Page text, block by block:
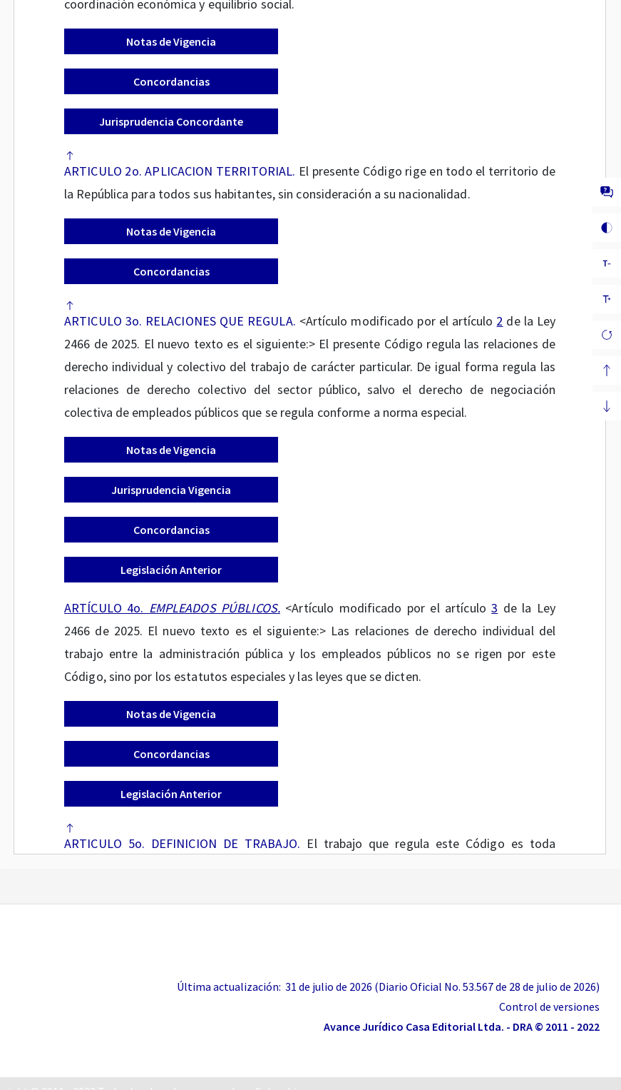
coordinación económica y equilibrio social.
Notas de Vigencia
Concordancias
Jurisprudencia Concordante
ARTICULO 2o. APLICACION TERRITORIAL. El presente Código rige en todo el territorio de
la República para todos sus habitantes, sin consideración a su nacionalidad.
Notas de Vigencia
Concordancias
ARTICULO 3o. RELACIONES QUE REGULA. <Artículo modificado por el artículo 2 de la Ley
2466 de 2025. El nuevo texto es el siguiente:> El presente Código regula las relaciones de
derecho individual y colectivo del trabajo de carácter particular. De igual forma regula las
relaciones de derecho colectivo del sector público, salvo el derecho de negociación
colectiva de empleados públicos que se regula conforme a norma especial.
Notas de Vigencia
Jurisprudencia Vigencia
Concordancias
Legislación Anterior
ARTÍCULO 4o. EMPLEADOS PÚBLICOS. <Artículo modificado por el artículo3 de la Ley
2466 de 2025. El nuevo texto es el siguiente:> Las relaciones de derecho individual del
trabajo entre la administración pública y los empleados públicos no se rigen por este
Código, sino por los estatutos especiales y las leyes que se dicten.
Notas de Vigencia
Concordancias
Legislación Anterior
ARTICULO 5o. DEFINICION DE TRABAJO. El trabajo que regula este Código es toda
Concordancias
ARTICULO 6o. TRABAJO OCASIONAL.Trabajo ocasional, accidental o transitorio, es el de
Última actualización: 31 de julio de 2026 (Diario Oficial No. 53.567 de 28 de julio de 2026)
Control de versiones
Avance Jurídico Casa Editorial Ltda. - DRA © 2011 - 2022